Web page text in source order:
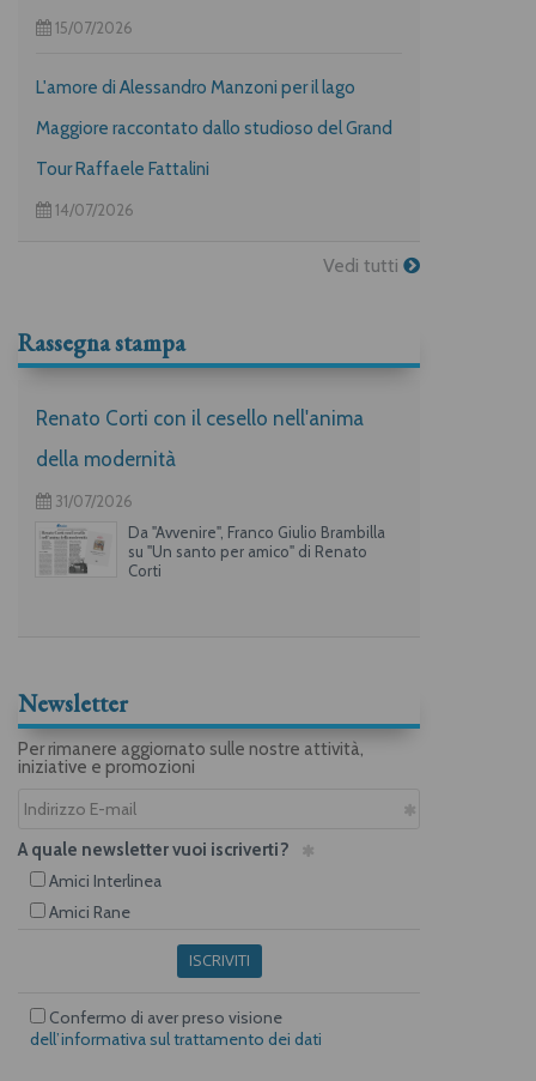
15/07/2026
L'amore di Alessandro Manzoni per il lago
Maggiore raccontato dallo studioso del Grand
Tour Raffaele Fattalini
14/07/2026
Vedi tutti
Rassegna stampa
Renato Corti con il cesello nell'anima
della modernità
31/07/2026
Da "Avvenire", Franco Giulio Brambilla
su "Un santo per amico" di Renato
Corti
Newsletter
Per rimanere aggiornato sulle nostre attività,
iniziative e promozioni
A quale newsletter vuoi iscriverti?
Amici Interlinea
Amici Rane
ISCRIVITI
Confermo di aver preso visione
dell’informativa sul trattamento dei dati